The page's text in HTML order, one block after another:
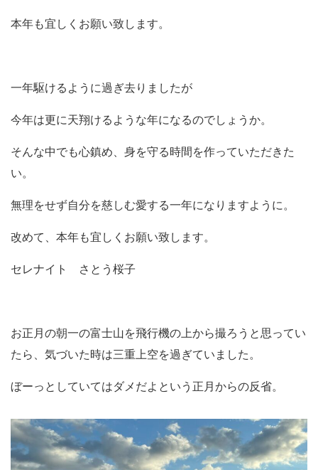
本年も宜しくお願い致します。
一年駆けるように過ぎ去りましたが
今年は更に天翔けるような年になるのでしょうか。
そんな中でも心鎮め、身を守る時間を作っていただきた
い。
無理をせず自分を慈しむ愛する一年になりますように。
改めて、本年も宜しくお願い致します。
セレナイト さとう桜子
お正月の朝一の富士山を飛行機の上から撮ろうと思ってい
たら、気づいた時は三重上空を過ぎていました。
ぼーっとしていてはダメだよという正月からの反省。